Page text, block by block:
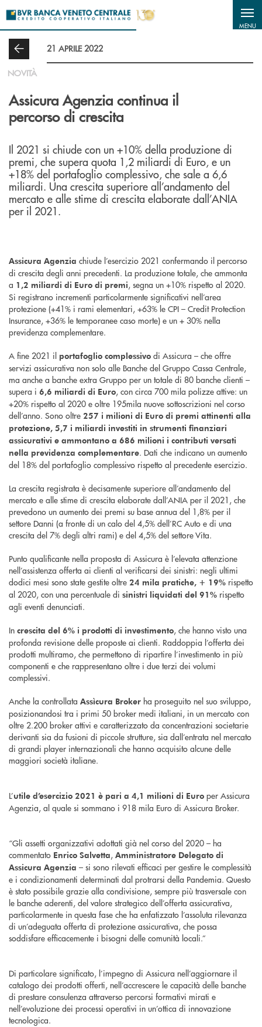
MENU
21 APRILE 2022
NOVITÀ
Assicura Agenzia continua il
percorso di crescita
Il 2021 si chiude con un +10% della produzione di
premi, che supera quota 1,2 miliardi di Euro, e un
+18% del portafoglio complessivo, che sale a 6,6
miliardi. Una crescita superiore all’andamento del
mercato e alle stime di crescita elaborate dall’ANIA
per il 2021.
Assicura Agenzia chiude l’esercizio 2021 confermando il percorso
di crescita degli anni precedenti. La produzione totale, che ammonta
a 1,2 miliardi di Euro di premi, segna un +10% rispetto al 2020.
Si registrano incrementi particolarmente significativi nell’area
protezione (+41% i rami elementari, +63% le CPI – Credit Protection
Insurance, +36% le temporanee caso morte) e un + 30% nella
previdenza complementare.
A fine 2021 il portafoglio complessivo di Assicura – che offre
servizi assicurativa non solo alle Banche del Gruppo Cassa Centrale,
ma anche a banche extra Gruppo per un totale di 80 banche clienti –
supera i 6,6 miliardi di Euro, con circa 700 mila polizze attive: un
+20% rispetto al 2020 e oltre 195mila nuove sottoscrizioni nel corso
dell’anno. Sono oltre 257 i milioni di Euro di premi attinenti alla
protezione, 5,7 i miliardi investiti in strumenti finanziari
assicurativi e ammontano a 686 milioni i contributi versati
nella previdenza complementare. Dati che indicano un aumento
del 18% del portafoglio complessivo rispetto al precedente esercizio.
La crescita registrata è decisamente superiore all’andamento del
mercato e alle stime di crescita elaborate dall’ANIA per il 2021, che
prevedono un aumento dei premi su base annua del 1,8% per il
settore Danni (a fronte di un calo del 4,5% dell’RC Auto e di una
crescita del 7% degli altri rami) e del 4,5% del settore Vita.
Punto qualificante nella proposta di Assicura è l’elevata attenzione
nell’assistenza offerta ai clienti al verificarsi dei sinistri: negli ultimi
dodici mesi sono state gestite oltre 24 mila pratiche, + 19% rispetto
al 2020, con una percentuale di sinistri liquidati del 91% rispetto
agli eventi denunciati.
In crescita del 6% i prodotti di investimento, che hanno visto una
profonda revisione delle proposte ai clienti. Raddoppia l’offerta dei
prodotti multiramo, che permettono di ripartire l’investimento in più
componenti e che rappresentano oltre i due terzi dei volumi
complessivi.
Anche la controllata Assìcura Broker ha proseguito nel suo sviluppo,
posizionandosi tra i primi 50 broker medi italiani, in un mercato con
oltre 2.200 broker attivi e caratterizzato da concentrazioni societarie
derivanti sia da fusioni di piccole strutture, sia dall’entrata nel mercato
di grandi player internazionali che hanno acquisito alcune delle
maggiori società italiane.
L’utile d’esercizio 2021 è pari a 4,1 milioni di Euro per Assicura
Agenzia, al quale si sommano i 918 mila Euro di Assicura Broker.
“Gli assetti organizzativi adottati già nel corso del 2020 – ha
commentato Enrico Salvetta, Amministratore Delegato di
Assicura Agenzia – si sono rilevati efficaci per gestire le complessità
e i condizionamenti determinati dal protrarsi della Pandemia. Questo
è stato possibile grazie alla condivisione, sempre più trasversale con
le banche aderenti, del valore strategico dell’offerta assicurativa,
particolarmente in questa fase che ha enfatizzato l’assoluta rilevanza
di un’adeguata offerta di protezione assicurativa, che possa
soddisfare efficacemente i bisogni delle comunità locali.”
Di particolare significato, l’impegno di Assicura nell’aggiornare il
catalogo dei prodotti offerti, nell’accrescere le capacità delle banche
di prestare consulenza attraverso percorsi formativi mirati e
nell’evoluzione dei processi operativi in un’ottica di innovazione
tecnologica.